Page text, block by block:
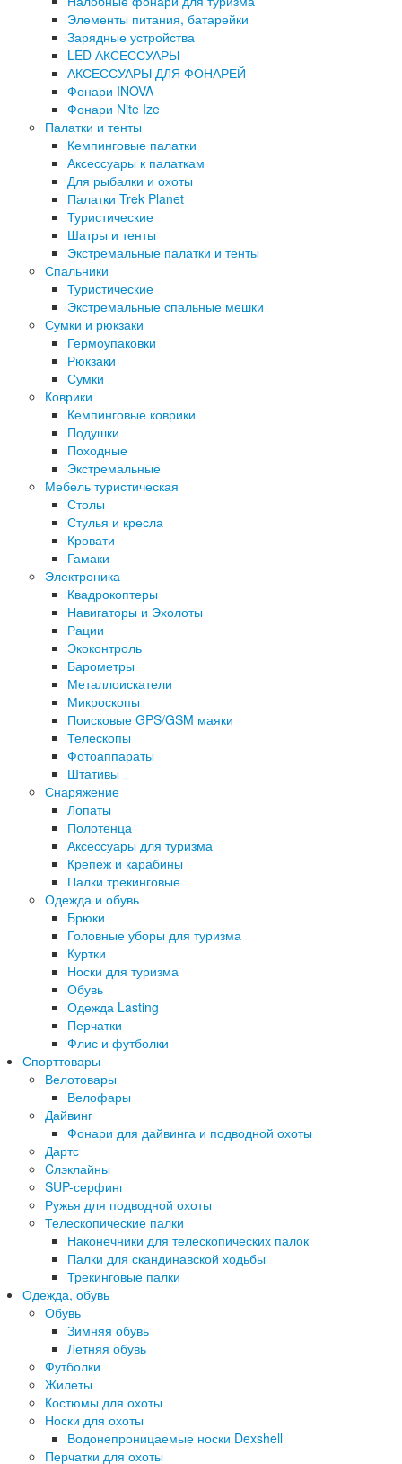
Элементы питания, батарейки
Зарядные устройства
LED АКСЕССУАРЫ
АКСЕССУАРЫ ДЛЯ ФОНАРЕЙ
Фонари INOVA
Фонари Nite Ize
Палатки и тенты
Кемпинговые палатки
Аксессуары к палаткам
Для рыбалки и охоты
Палатки Trek Planet
Туристические
Шатры и тенты
Экстремальные палатки и тенты
Спальники
Туристические
Экстремальные спальные мешки
Сумки и рюкзаки
Гермоупаковки
Рюкзаки
Сумки
Коврики
Кемпинговые коврики
Подушки
Походные
Экстремальные
Мебель туристическая
Столы
Стулья и кресла
Кровати
Гамаки
Электроника
Квадрокоптеры
Навигаторы и Эхолоты
Рации
Экоконтроль
Барометры
Металлоискатели
Микроскопы
Поисковые GPS/GSM маяки
Телескопы
Фотоаппараты
Штативы
Снаряжение
Лопаты
Полотенца
Аксессуары для туризма
Крепеж и карабины
Палки трекинговые
Одежда и обувь
Брюки
Головные уборы для туризма
Куртки
Носки для туризма
Обувь
Одежда Lasting
Перчатки
Флис и футболки
Спорттовары
Велотовары
Велофары
Дайвинг
Фонари для дайвинга и подводной охоты
Дартс
Cлэклайны
SUP-серфинг
Ружья для подводной охоты
Телескопические палки
Наконечники для телескопических палок
Палки для скандинавской ходьбы
Трекинговые палки
Одежда, обувь
Обувь
Зимняя обувь
Летняя обувь
Футболки
Жилеты
Костюмы для охоты
Носки для охоты
Водонепроницаемые носки Dexshell
Перчатки для охоты